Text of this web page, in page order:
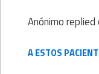
Anónimoreplied
A ESTOS